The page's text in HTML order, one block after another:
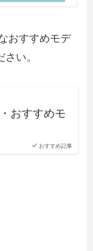
おすすめモデ
い。
おすすめ記事
おすすめモ